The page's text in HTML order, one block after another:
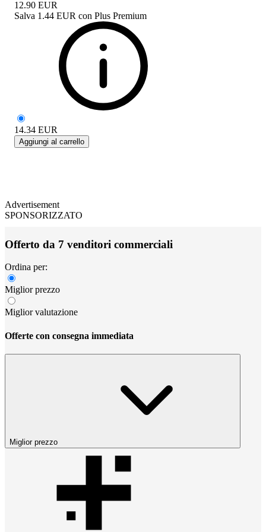
12.90 EUR
Salva 1.44 EUR con Plus Premium
14.34 EUR
Aggiungi al carrello
Advertisement
SPONSORIZZATO
Offerto da 7 venditori commerciali
Ordina per:
Miglior prezzo
Miglior valutazione
Offerte con consegna immediata
Miglior prezzo